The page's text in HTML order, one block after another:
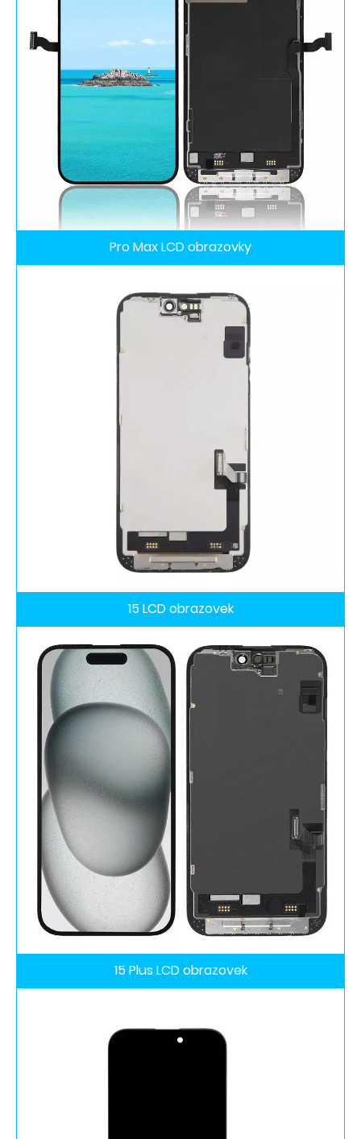
Pro Max LCD obrazovky
15 LCD obrazovek
15 Plus LCD obrazovek